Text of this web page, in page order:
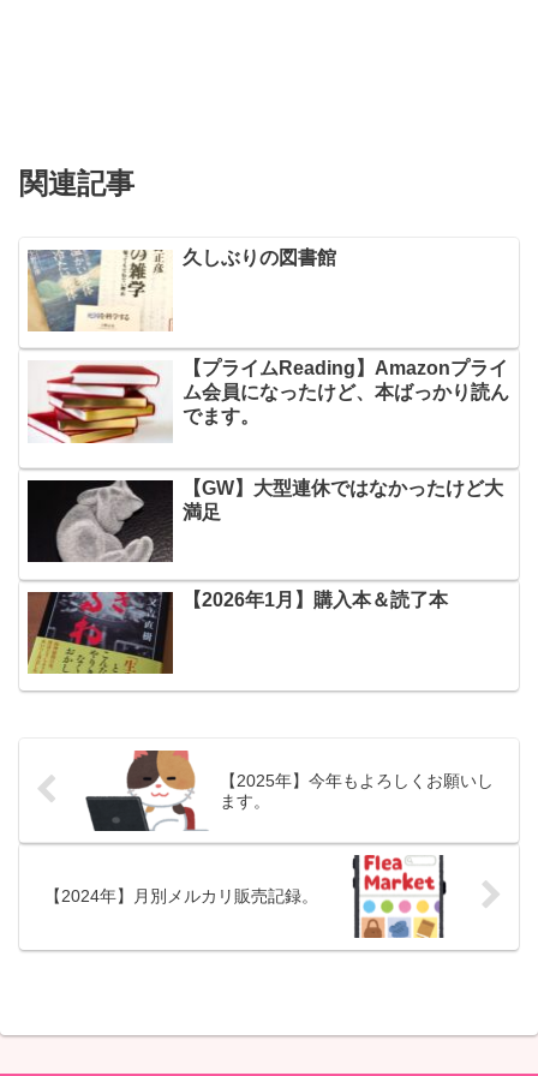
関連記事
久しぶりの図書館
【プライムReading】Amazonプライ
ム会員になったけど、本ばっかり読ん
でます。
【GW】大型連休ではなかったけど大
満足
【2026年1月】購入本＆読了本
【2025年】今年もよろしくお願いし
ます。
【2024年】月別メルカリ販売記録。